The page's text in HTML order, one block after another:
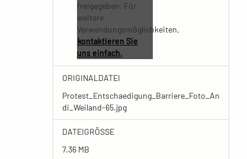
freigegeben. Für
weitere
Verwendungsmöglichkeiten,
kontaktieren Sie
uns einfach.
ORIGINALDATEI
Protest_Entschaedigung_Barriere_Foto_An
di_Weiland-65.jpg
DATEIGRÖSSE
7.36 MB